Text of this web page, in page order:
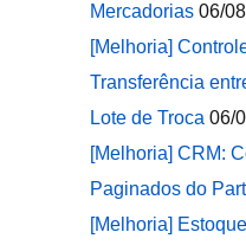
Mercadorias 06/
[Melhoria]
Transferência
Lote de Troca 06/
[Melhoria] CRM:
Paginados do
[Melhoria]